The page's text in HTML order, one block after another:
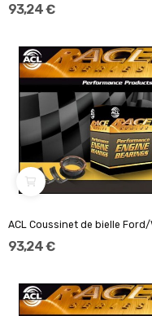
93,24 €
93,24 €